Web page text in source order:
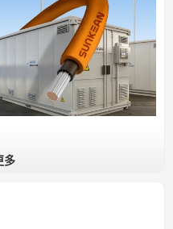
缆，专为需要耐高温高压的电
额定电压为 600V。该电缆具有
使其适用于严苛的内部布线应
多